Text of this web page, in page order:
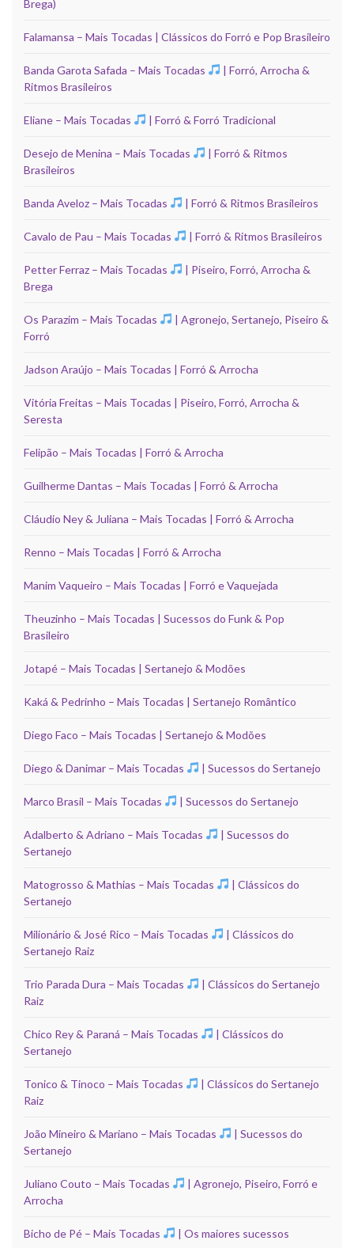
Brega)
Falamansa – Mais Tocadas | Clássicos do Forró e Pop Brasileiro
Banda Garota Safada – Mais Tocadas
| Forró, Arrocha &
Ritmos Brasileiros
Eliane – Mais Tocadas | Forró & Forró Tradicional
Desejo de Menina – Mais Tocadas
| Forró & Ritmos
Brasileiros
Banda Aveloz – Mais Tocadas | Forró & Ritmos Brasileiros
Cavalo de Pau – Mais Tocadas | Forró & Ritmos Brasileiros
Petter Ferraz – Mais Tocadas
| Piseiro, Forró, Arrocha &
Brega
Os Parazim – Mais Tocadas
| Agronejo, Sertanejo, Piseiro &
Forró
Jadson Araújo – Mais Tocadas | Forró & Arrocha
Vitória Freitas – Mais Tocadas | Piseiro, Forró, Arrocha &
Seresta
Felipão – Mais Tocadas | Forró & Arrocha
Guilherme Dantas – Mais Tocadas | Forró & Arrocha
Cláudio Ney & Juliana – Mais Tocadas | Forró & Arrocha
Renno – Mais Tocadas | Forró & Arrocha
Manim Vaqueiro – Mais Tocadas | Forró e Vaquejada
Theuzinho – Mais Tocadas | Sucessos do Funk & Pop
Brasileiro
Jotapé – Mais Tocadas | Sertanejo & Modões
Kaká & Pedrinho – Mais Tocadas | Sertanejo Romântico
Diego Faco – Mais Tocadas | Sertanejo & Modões
Diego & Danimar – Mais Tocadas | Sucessos do Sertanejo
Marco Brasil – Mais Tocadas | Sucessos do Sertanejo
Adalberto & Adriano – Mais Tocadas
| Sucessos do
Sertanejo
Matogrosso & Mathias – Mais Tocadas
| Clássicos do
Sertanejo
Milionário & José Rico – Mais Tocadas
| Clássicos do
Sertanejo Raiz
Trio Parada Dura – Mais Tocadas
| Clássicos do Sertanejo
Raiz
Chico Rey & Paraná – Mais Tocadas
| Clássicos do
Sertanejo
Tonico & Tinoco – Mais Tocadas
| Clássicos do Sertanejo
Raiz
João Mineiro & Mariano – Mais Tocadas
| Sucessos do
Sertanejo
Juliano Couto – Mais Tocadas
| Agronejo, Piseiro, Forró e
Arrocha
Bicho de Pé – Mais Tocadas | Os maiores sucessos